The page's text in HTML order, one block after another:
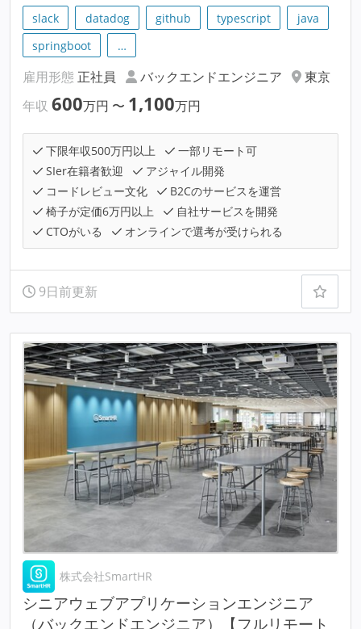
slack datadog github typescript
java
springboot
…
雇用形態 正社員 バックエンドエンジニア
東京
年収 600万円 〜 1,100万円
下限年収500万円以上
一部リモート可
SIer在籍者歓迎
アジャイル開発
コードレビュー文化
B2Cのサービスを運営
椅子が定価6万円以上
自社サービスを開発
CTOがいる
オンラインで選考が受けられる
9日前更新
株式会社SmartHR
シニアウェブアプリケーションエンジニア
（バックエンドエンジニア）【フルリモート